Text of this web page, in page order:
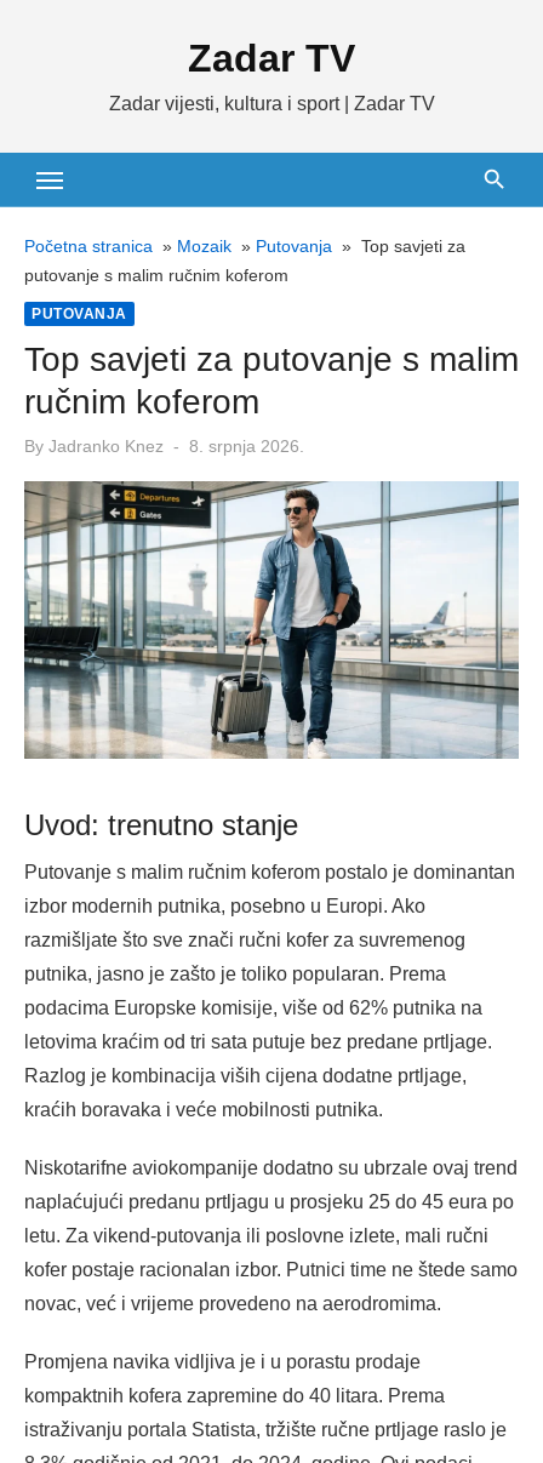
Zadar TV
Zadar vijesti, kultura i sport | Zadar TV
Početna stranica » Mozaik » Putovanja » Top savjeti za
putovanje s malim ručnim koferom
PUTOVANJA
Top savjeti za putovanje s malim
ručnim koferom
By Jadranko Knez
Posted
8. srpnja 2026.
Uvod: trenutno stanje
Putovanje s malim ručnim koferom postalo je dominantan
izbor modernih putnika, posebno u Europi. Ako
razmišljate što sve znači ručni kofer za suvremenog
putnika, jasno je zašto je toliko popularan. Prema
podacima Europske komisije, više od 62% putnika na
letovima kraćim od tri sata putuje bez predane prtljage.
Razlog je kombinacija viših cijena dodatne prtljage,
kraćih boravaka i veće mobilnosti putnika.
Niskotarifne aviokompanije dodatno su ubrzale ovaj trend
naplaćujući predanu prtljagu u prosjeku 25 do 45 eura po
letu. Za vikend-putovanja ili poslovne izlete, mali ručni
kofer postaje racionalan izbor. Putnici time ne štede samo
novac, već i vrijeme provedeno na aerodromima.
Promjena navika vidljiva je i u porastu prodaje
kompaktnih kofera zapremine do 40 litara. Prema
istraživanju portala Statista, tržište ručne prtljage raslo je